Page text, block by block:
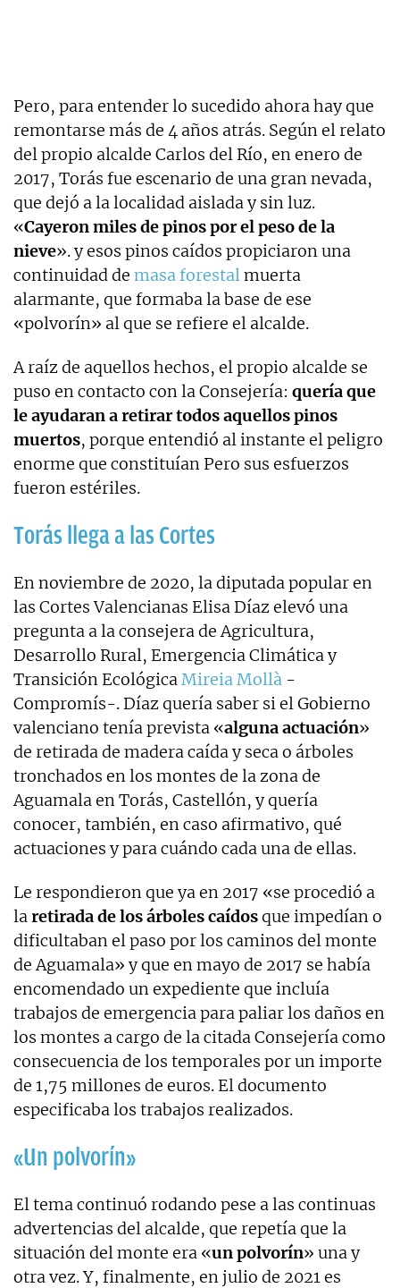
Pero, para entender lo sucedido ahora hay que
remontarse más de 4 años atrás. Según el relato
del propio alcalde Carlos del Río, en enero de
2017, Torás fue escenario de una gran nevada,
que dejó a la localidad aislada y sin luz.
«Cayeron miles de pinos por el peso de la
nieve». y esos pinos caídos propiciaron una
continuidad de masa forestalmuerta
alarmante, que formaba la base de ese
«polvorín» al que se refiere el alcalde.
A raíz de aquellos hechos, el propio alcalde se
puso en contacto con la Consejería: quería que
le ayudaran a retirar todos aquellos pinos
muertos, porque entendió al instante el peligro
enorme que constituían Pero sus esfuerzos
fueron estériles.
Torás llega a las Cortes
En noviembre de 2020, la diputada popular en
las Cortes Valencianas Elisa Díaz elevó una
pregunta a la consejera de Agricultura,
Desarrollo Rural, Emergencia Climática y
Transición EcológicaMireia Mollà -
Compromís-. Díaz quería saber si el Gobierno
valenciano tenía prevista «alguna actuación»
de retirada de madera caída y seca o árboles
tronchados en los montes de la zona de
Aguamala en Torás, Castellón, y quería
conocer, también, en caso afirmativo, qué
actuaciones y para cuándo cada una de ellas.
Le respondieron que ya en 2017 «se procedió a
laretirada de los árboles caídosque impedían o
dificultaban el paso por los caminos del monte
de Aguamala» y que en mayo de 2017 se había
encomendado un expediente que incluía
trabajos de emergencia para paliar los daños en
los montes a cargo de la citada Consejería como
consecuencia de los temporales por un importe
de 1,75 millones de euros. El documento
especificaba los trabajos realizados.
«Un polvorín»
El tema continuó rodando pese a las continuas
advertencias del alcalde, que repetía que la
situación del monte era «un polvorín» una y
otra vez. Y, finalmente, en julio de 2021 es